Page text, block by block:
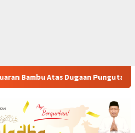
Pengurusan PM 1